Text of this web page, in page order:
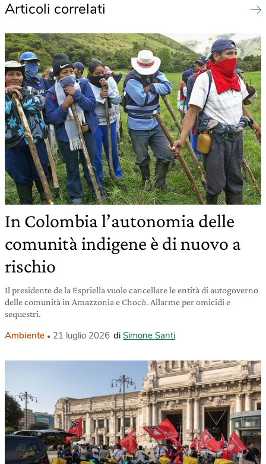
Articoli correlati
In Colombia l’autonomia delle
comunità indigene è di nuovo a
rischio
Il presidente de la Espriella vuole cancellare le entità di autogoverno
delle comunità in Amazzonia e Chocò. Allarme per omicidi e
sequestri.
Ambiente 21 luglio 2026 di Simone Santi